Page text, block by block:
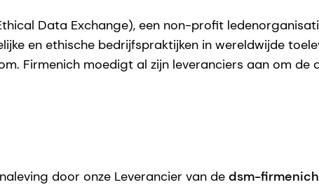
Data Exchange), een non-profit
en ethische bedrijfspraktijken in wereldwijde
Firmenich moedigt al zijn leveranciers aan om de
door onze Leverancier van de dsm-